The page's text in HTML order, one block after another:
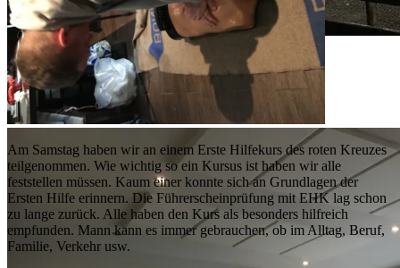
Am Samstag haben wir an einem Erste Hilfekurs des roten Kreuzes
teilgenommen. Wie wichtig so ein Kursus ist haben wir alle
feststellen müssen. Kaum einer konnte sich an Grundlagen der
Ersten Hilfe erinnern. Die Führerscheinprüfung mit EHK lag schon
zu lange zurück. Alle haben den Kurs als besonders hilfreich
empfunden. Mann kann es immer gebrauchen, ob im Alltag, Beruf,
Familie, Verkehr usw.